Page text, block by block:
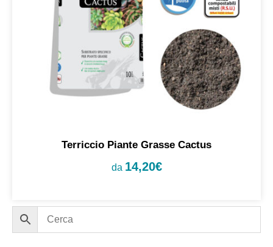
Terriccio Piante Grasse Cactus
da 14,20€